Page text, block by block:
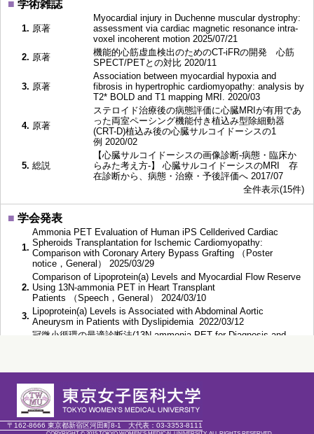
■ 学術雑誌
1. 原著
Myocardial injury in Duchenne muscular dystrophy:
assessment via cardiac magnetic resonance intra-
voxel incoherent motion 2025/07/21
2. 原著
機能的心筋虚血検出のためのCT-iFRの開発 心筋
SPECT/PETとの対比 2020/11
3. 原著
Association between myocardial hypoxia and
fibrosis in hypertrophic cardiomyopathy: analysis by
T2* BOLD and T1 mapping MRI. 2020/03
4. 原著
ステロイド治療後の病態評価に心臓MRIが有用であ
った両室ペーシング機能付き植込み型除細動器
(CRT-D)植込み後の心臓サルコイドーシスの1
例 2020/02
5. 総説
【心臓サルコイドーシスの画像診断-病態・臨床か
らみた考え方-】 心臓サルコイドーシスのMRI 存
在診断から、病態・治療・予後評価へ 2017/07
全件表示(15件)
■ 学会発表
1.
Ammonia PET Evaluation of Human iPS Cellderived Cardiac
Spheroids Transplantation for Ischemic Cardiomyopathy:
Comparison with Coronary Artery Bypass Grafting （Poster
notice，General） 2025/03/29
2.
Comparison of Lipoprotein(a) Levels and Myocardial Flow Reserve
Using 13N-ammonia PET in Heart Transplant
Patients （Speech，General） 2024/03/10
3. Lipoprotein(a) Levels is Associated with Abdominal Aortic
Aneurysm in Patients with Dyslipidemia 2022/03/12
冠微小循環の最適診断法(13N-ammonia PET for Diagnosis and
5.
levels and atherosclerotic abdominal aortic aneurysm inpatients
with dyslipidemia) （Speech，General） 2021/10/24
〒162-8666 東京都新宿区河田町8-1 大代表： 03-3353-8111